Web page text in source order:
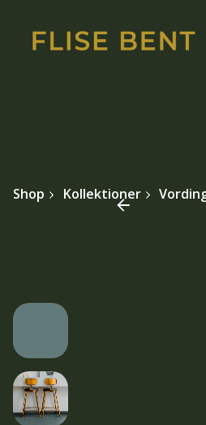
content
Shop Kollektioner